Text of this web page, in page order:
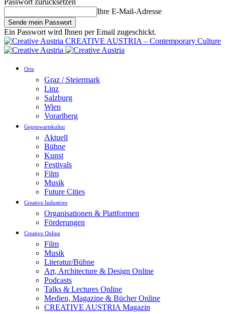
Passwort zurücksetzen
Ihre E-Mail-Adresse
Ein Passwort wird Ihnen per Email zugeschickt.
CREATIVE AUSTRIA – Contemporary Culture
Orte
Graz / Steiermark
Linz
Salzburg
Wien
Vorarlberg
Gegenwartskultur
Aktuell
Bühne
Kunst
Festivals
Film
Musik
Future Cities
Creative Industries
Organisationen & Plattformen
Förderungen
Creative Online
Film
Musik
Literatur/Bühne
Art, Architecture & Design Online
Podcasts
Talks & Lectures Online
Medien, Magazine & Bücher Online
CREATIVE AUSTRIA Magazin